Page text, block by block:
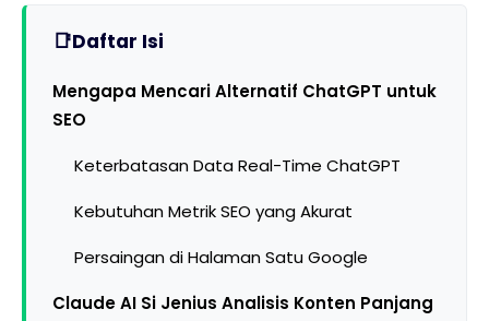
Daftar Isi
Mengapa Mencari Alternatif ChatGPT untuk
SEO
Keterbatasan Data Real-Time ChatGPT
Kebutuhan Metrik SEO yang Akurat
Persaingan di Halaman Satu Google
Claude AI Si Jenius Analisis Konten Panjang